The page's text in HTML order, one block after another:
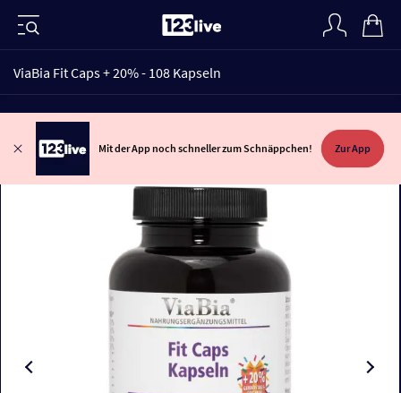
ViaBia Fit Caps + 20% - 108 Kapseln
Mit der App noch schneller zum Schnäppchen! Zur App